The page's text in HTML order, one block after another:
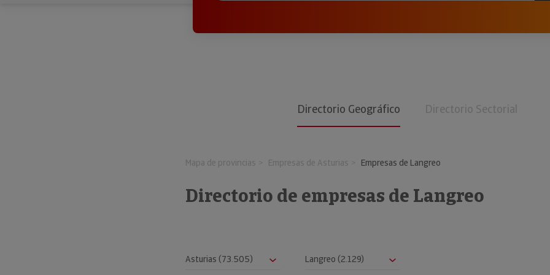
Directorio Geográfico Directorio Sectorial
Mapa de provincias Empresas de Asturias Empresas de Langreo
Directorio de empresas de Langreo